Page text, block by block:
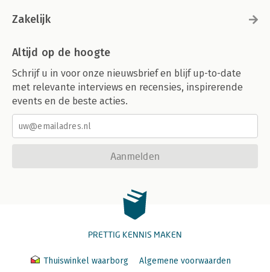
Zakelijk
Altijd op de hoogte
Schrijf u in voor onze nieuwsbrief en blijf up-to-date
met relevante interviews en recensies, inspirerende
events en de beste acties.
Aanmelden
PRETTIG KENNIS MAKEN
Thuiswinkel waarborg Algemene voorwaarden